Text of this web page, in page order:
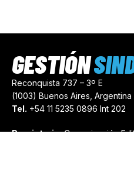
Reconquista 737 – 3º E
(1003) Buenos Aires, Argentina
Tel. +54 11 5235 0896 Int 202
Propietario:Comunicación
GESTIÓN